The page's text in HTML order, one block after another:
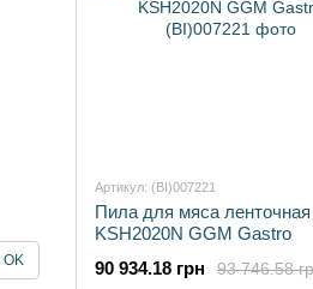
Артикул: (BI)007221
Пила для мяса ленточная
KSH2020N GGM Gastro
93 746.58
90 934.18 грн
OK